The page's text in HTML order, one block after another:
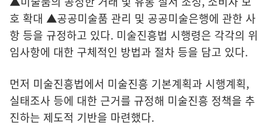
호 확대 ▲공공미술품 관리 및 공공미술은행에 관한 사
항 등을 규정하고 있다. 미술진흥법 시행령은 각각의 위
임사항에 대한 구체적인 방법과 절차 등을 담고 있다.
먼저 미술진흥법에서 미술진흥 기본계획과 시행계획,
실태조사 등에 대한 근거를 규정해 미술진흥 정책을 추
진하는 제도적 기반을 마련했다.